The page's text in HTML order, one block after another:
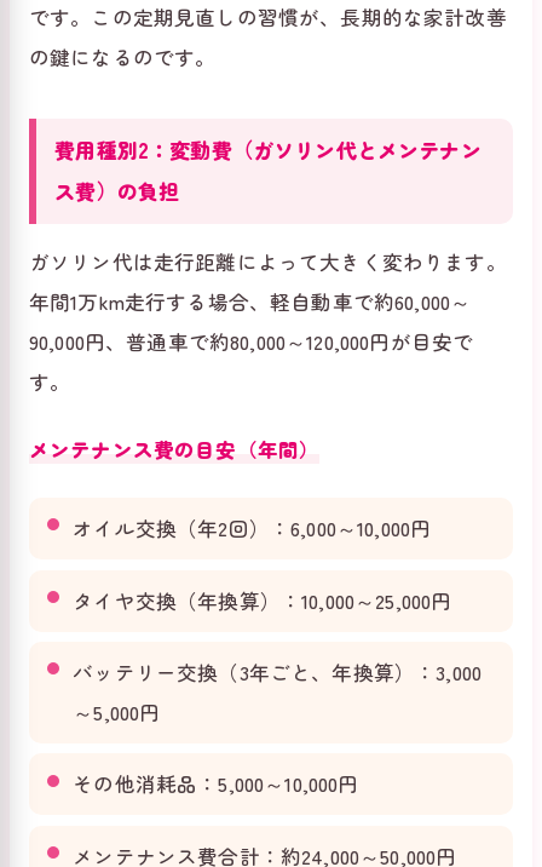
です。この定期見直しの習慣が、長期的な家計改善
の鍵になるのです。
費用種別2：変動費（ガソリン代とメンテナン
ス費）の負担
ガソリン代は走行距離によって大きく変わります。
年間1万km走行する場合、軽自動車で約60,000～
90,000円、普通車で約80,000～120,000円が目安で
す。
メンテナンス費の目安（年間）
オイル交換（年2回）：6,000～10,000円
タイヤ交換（年換算）：10,000～25,000円
バッテリー交換（3年ごと、年換算）：3,000
～5,000円
その他消耗品：5,000～10,000円
メンテナンス費合計：約24,000～50,000円